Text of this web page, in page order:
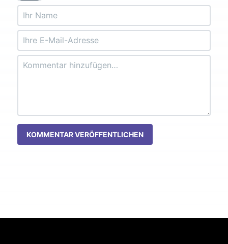
KOMMENTAR VERÖFFENTLICHEN